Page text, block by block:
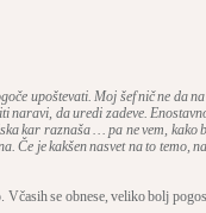
upoštevati. Moj šef nič ne da
da uredi zadeve.
kar raznaša … pa ne vem, kako
Če je kakšen nasvet na to temo,
se obnese, veliko bolj